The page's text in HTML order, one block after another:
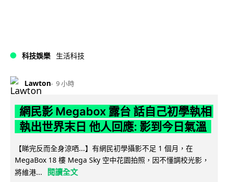
科技娛樂 生活科技
Lawton 9 小時
網民影 Megabox 露台 話自己初學執相
執出世界末日 他人回應: 影到今日氣溫
【睇完反而全身涼哂...】有網民初學攝影不足 1 個月，在
MegaBox 18 樓 Mega Sky 空中花園拍照，因不懂調校光影，
將維港...
閱讀全文